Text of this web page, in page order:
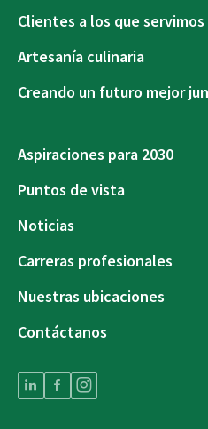
Clientes a los que servimos
Artesanía culinaria
Creando un futuro mejor
Aspiraciones para 2030
Puntos de vista
Noticias
Carreras profesionales
Nuestras ubicaciones
Contáctanos